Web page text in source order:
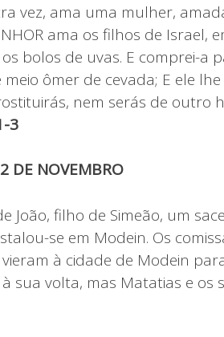
vez, ama uma mulher,
ama os filhos de Israel,
bolos de uvas. E comprei-a
ômer de cevada; E ele lhe
nem serás de outro
3
DE NOVEMBRO
João, filho de Simeão, um
se em Modein. Os
à cidade de Modein
sua volta, mas Matatias e os